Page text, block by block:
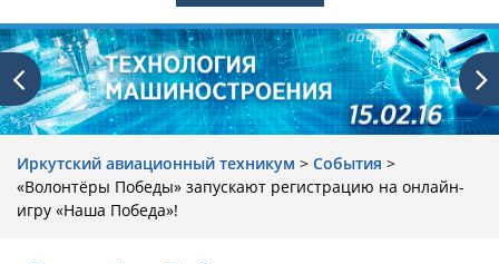
Иркутский авиационный техникум > События >
«Волонтёры Победы» запускают регистрацию на онлайн-
игру «Наша Победа»!